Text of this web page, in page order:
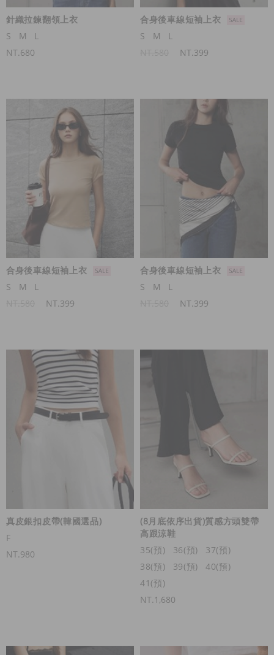
針織拉鍊翻領上衣
S
M
L
NT.680
合身後車線短袖上衣
S
M
L
NT.399
合身後車線短袖上衣
S
M
L
NT.399
合身後車線短袖上衣
S
M
L
NT.399
真皮銀扣皮帶(韓國選品)
F
NT.980
(8月底依序出貨)質感方頭雙帶
高跟涼鞋
35(預)
36(預)
37(預)
38(預)
39(預)
40(預)
41(預)
NT.1,680